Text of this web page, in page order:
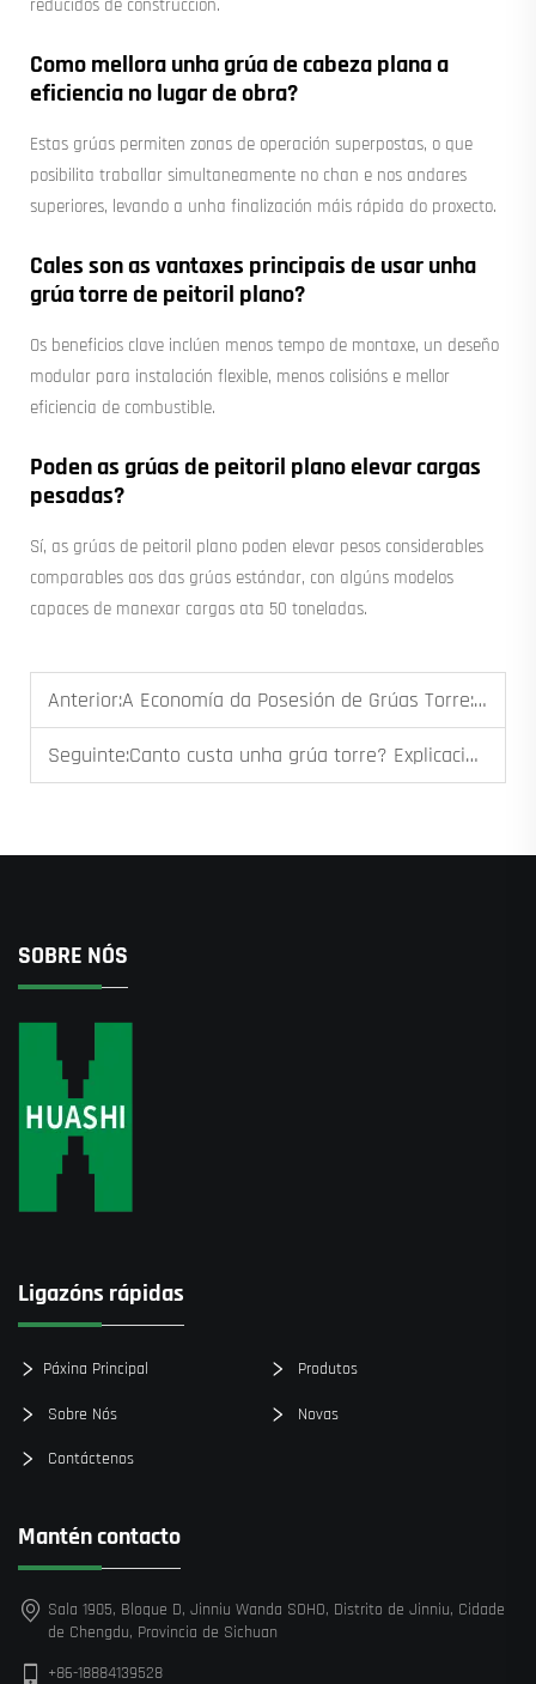
reducidos de construcción.
Como mellora unha grúa de cabeza plana a
eficiencia no lugar de obra?
Estas grúas permiten zonas de operación superpostas, o que
posibilita traballar simultaneamente no chan e nos andares
superiores, levando a unha finalización máis rápida do proxecto.
Cales son as vantaxes principais de usar unha
grúa torre de peitoril plano?
Os beneficios clave inclúen menos tempo de montaxe, un deseño
modular para instalación flexible, menos colisións e mellor
eficiencia de combustible.
Poden as grúas de peitoril plano elevar cargas
pesadas?
Sí, as grúas de peitoril plano poden elevar pesos considerables
comparables aos das grúas estándar, con algúns modelos
capaces de manexar cargas ata 50 toneladas.
Anterior:A Economía da Posesión de Grúas Torre: Comprar fronte a Alugar para Proxectos a Longo Prazo
Seguinte:Canto custa unha grúa torre? Explicación dos Factores de Prezo
SOBRE NÓS
Ligazóns rápidas
Páxina Principal Produtos
Sobre Nós Novas
Contáctenos
Mantén contacto
Sala 1905, Bloque D, Jinniu Wanda SOHO, Distrito de Jinniu, Cidade
de Chengdu, Provincia de Sichuan
+86-18884139528